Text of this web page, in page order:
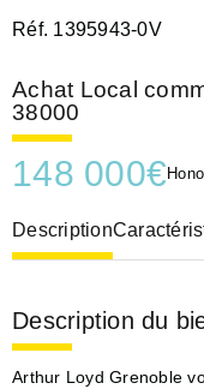
Réf. 1395943-0V
Achat Local
38000
148 000€
Description
Description du
Arthur Loyd Grenoble